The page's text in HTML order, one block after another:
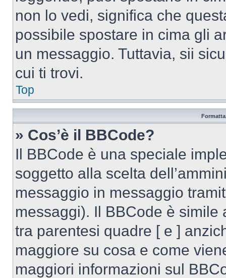
non lo vedi, significa che
possibile spostare in cima gli
un messaggio. Tuttavia, sii
cui ti trovi.
Top
» Cos’è il BBCode?
Il BBCode è una speciale
soggetto alla scelta
messaggio in messaggio
messaggi). Il BBCode è simile
tra parentesi quadre [ e ]
maggiore su cosa e come
maggiori informazioni sul